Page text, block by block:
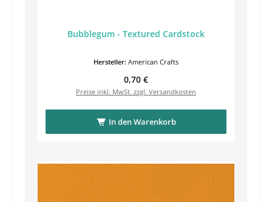
Bubblegum - Textured Cardstock
Hersteller: American Crafts
Regulärer Preis:
0,70 €
Preise inkl. MwSt. zzgl. Versandkosten
In den Warenkorb